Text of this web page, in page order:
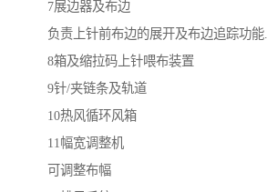
7展边器及布边
负责上针前布边的展开及布边追踪功能.
8箱及缩拉码上针喂布装置
9针/夹链条及轨道
10热风循环风箱
11幅宽调整机
可调整布幅